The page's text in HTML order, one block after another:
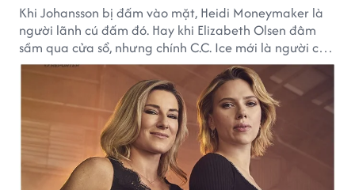
Khi Johansson bị đấm vào mặt, Heidi Moneymaker là
người lãnh cú đấm đó. Hay khi Elizabeth Olsen đâm
sầm qua cửa sổ, nhưng chính C.C. Ice mới là người chịu
những vết trầy xước trên người. Mới đây, trang
Hollywood Reporter vừa tung ra bộ ảnh tuyệt đẹp về
những người anh hùng hậu trường thầm lặng nhất.